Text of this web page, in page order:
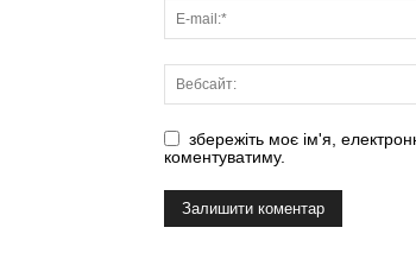
збережіть моє ім'я,
коментуватиму.